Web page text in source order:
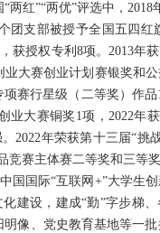
红”“两优”评选中，
团支部被授予全国五四
获授权专利8项。2013年
大赛创业计划赛银奖和
赛行星级（二等奖）作
业大赛铜奖1项，2022年
2022年荣获第十三届“挑
竞赛主体赛二等奖和三等
国国际“互联网+”大学生
建设，建成“勤”字步梯
明像、党史教育基地等一